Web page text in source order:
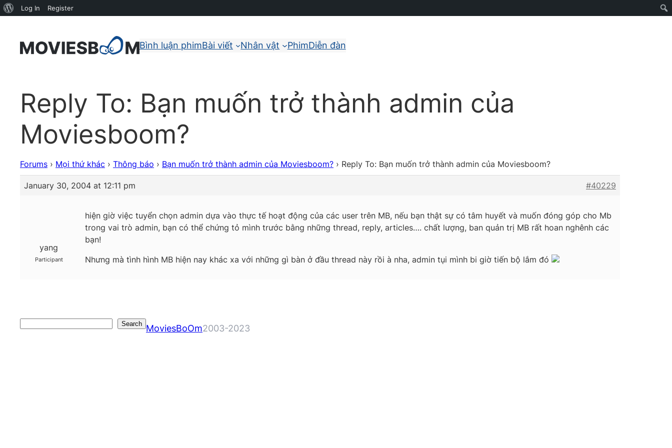
Bình luận phimBài viết Nhân vật PhimDiễn đàn
Reply To: Bạn muốn trở thành admin của
Moviesboom?
Forums › Mọi thứ khác › Thông báo › Bạn muốn trở thành admin của Moviesboom? › Reply To: Bạn muốn trở thành admin của Moviesboom?
January 30, 2004 at 12:11 pm #40229
yang
Participant
hiện giờ việc tuyển chọn admin dựa vào thực tế hoạt động của các user trên MB, nếu bạn thật sự có tâm huyết và muốn đóng góp cho Mb
trong vai trò admin, bạn có thể chứng tỏ mình trước bằng những thread, reply, articles…. chất lượng, ban quản trị MB rất hoan nghênh các
bạn!
Nhưng mà tình hình MB hiện nay khác xa với những gì bàn ở đầu thread này rồi à nha, admin tụi mình bi giờ tiến bộ lắm đó
Search MoviesBoOm2003-2023
About
Log In Register